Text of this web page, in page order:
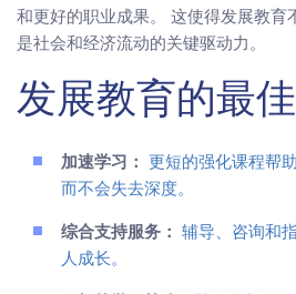
和更好的职业成果。 这使得发展教育
是社会和经济流动的关键驱动力。
发展教育的最
加速学习：
更短的强化课程帮
而不会失去深度。
综合支持服务：
辅导、咨询和
人成长。